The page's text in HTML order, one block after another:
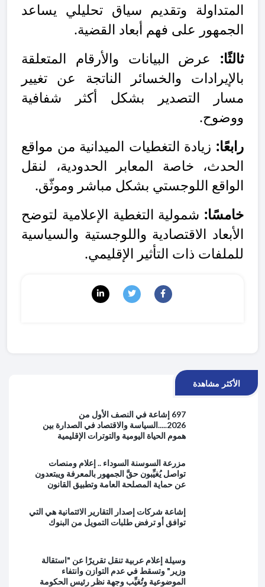
المتداولة وتقديم سياق تحليلي يساعد
الجمهور على فهم أبعاد القضية.
ثالثًا: عرض البيانات والأرقام المتعلقة
بالإيرادات والخسائر الناتجة عن تغيير
مسار التصدير بشكل أكثر شفافية
ووضوح.
رابعًا: زيادة التغطيات الميدانية من مواقع
الحدث، خاصة المعابر الحدودية، لنقل
الواقع اللوجستي بشكل مباشر وموثّق.
خامسًا: شمولية التغطية الإعلامية لتوضح
الأبعاد الاقتصادية واللوجستية والسياسية
للملفات ذات التأثير الإقليمي.
الأكثر مشاهدة
697 إشاعة في النصف الأول من
2026.....السياسة والاقتصاد في الصدارة بين
هموم الحياة اليومية والتوترات الإقليمية
مزرعة السوسنة السوداء .. إعلام ومنصات
تواصل يُغيِّبون حقَّ الجمهور بالمعرفة ويبتعدون
عن حماية المصلحة العامة وتطبيق القانون
إشاعة شركات إصدار التقارير الائتمانية هي التي
توافق أو ترفض طلبات التمويل من البنوك
وسيلة إعلام عربية تنقل تقريرًا عن "استقالة
وزير" وتسقط في عدم التوازن وانتفاء
الموضوعية وتُغيِّب وجهة نظر رئيس الحكومة